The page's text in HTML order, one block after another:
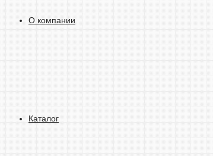
О компании
Каталог